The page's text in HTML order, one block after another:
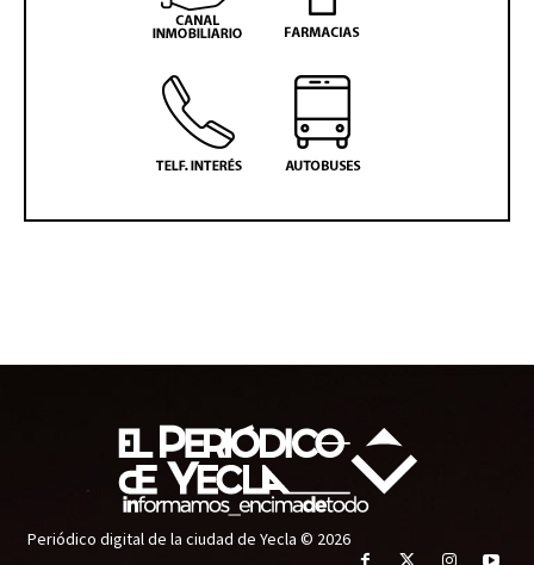
Periódico digital de la ciudad de Yecla © 2026